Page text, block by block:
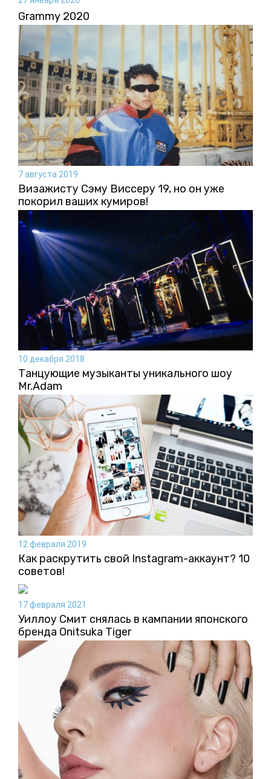
Grammy 2020
7 августа 2019
Визажисту Сэму Виссеру 19, но он уже
покорил ваших кумиров!
10 декабря 2018
Танцующие музыканты уникального шоу
Mr.Adam
12 февраля 2019
Как раскрутить свой Instagram-аккаунт? 10
советов!
17 февраля 2021
Уиллоу Смит снялась в кампании японского
бренда Onitsuka Tiger